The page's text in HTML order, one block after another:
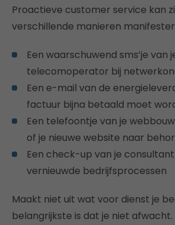
Proactieve customer service kan
verschillende manieren
Een waarschuwend sms’je van
telecomoperator bij
Een e-mail van de
factuur bijna betaald moet
Een telefoontje van je
of je nieuwe website naar
Een check-up van je
vernieuwde bedrijfsprocessen
Maakt niet uit wat voor dienst je
belangrijkste is dat je niet